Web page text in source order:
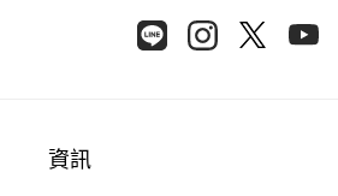
資訊